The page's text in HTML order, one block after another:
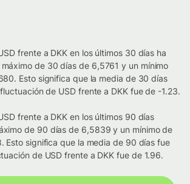
frente a DKK en los últimos 30 días ha
de 30 días de 6,5761 y un mínimo
Esto significa que la media de 30 días
de USD frente a DKK fue de -1.23.
frente a DKK en los últimos 90 días
de 90 días de 6,5839 y un mínimo de
Esto significa que la media de 90 días fue
de USD frente a DKK fue de 1.96.